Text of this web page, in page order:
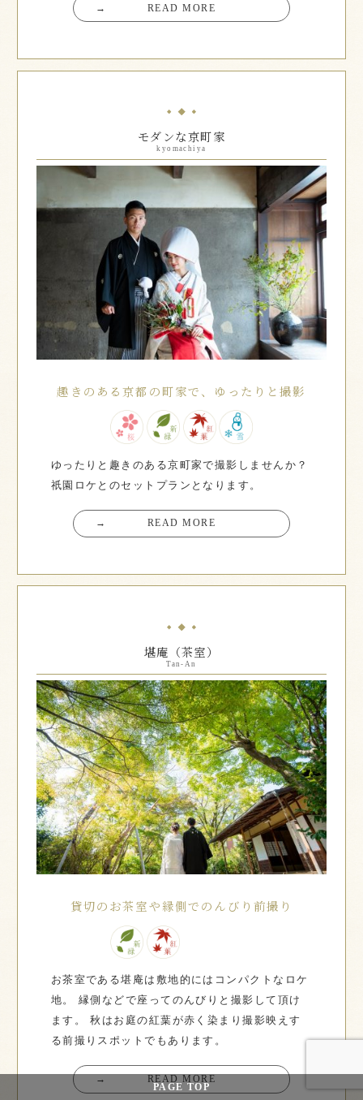
PAGE TOP
→ READ MORE
モダンな京町家
kyomachiya
趣きのある京都の町家で、ゆったりと撮影
ゆったりと趣きのある京町家で撮影しませんか？
祇園ロケとのセットプランとなります。
→ READ MORE
堪庵（茶室）
Tan-An
貸切のお茶室や縁側でのんびり前撮り
お茶室である堪庵は敷地的にはコンパクトなロケ
地。
縁側などで座ってのんびりと撮影して頂け
ます。
秋はお庭の紅葉が赤く染まり撮影映えす
る前撮りスポットでもあります。
→ READ MORE